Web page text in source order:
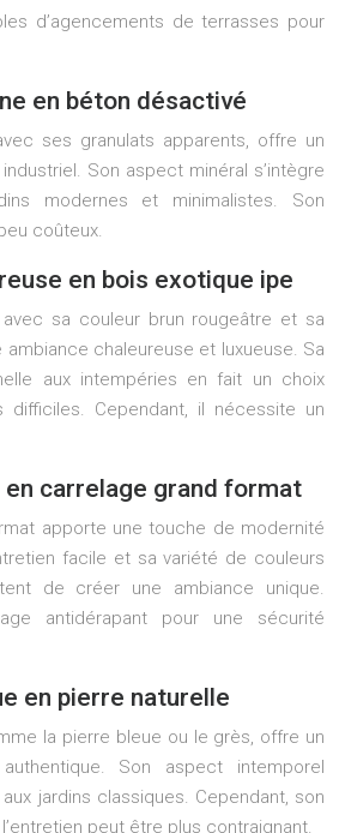
d’agencements de terrasses pour
en béton désactivé
ses granulats apparents, offre un
Son aspect minéral s’intègre
modernes et minimalistes. Son
coûteux.
en bois exotique ipe
sa couleur brun rougeâtre et sa
chaleureuse et luxueuse. Sa
aux intempéries en fait un choix
difficiles. Cependant, il nécessite un
carrelage grand format
apporte une touche de modernité
facile et sa variété de couleurs
de créer une ambiance unique.
antidérapant pour une sécurité
en pierre naturelle
la pierre bleue ou le grès, offre un
Son aspect intemporel
jardins classiques. Cependant, son
peut être plus contraignant.